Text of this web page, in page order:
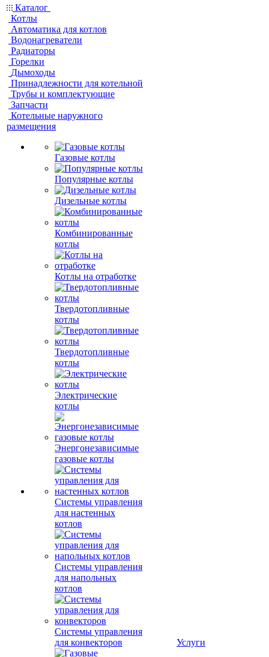
Каталог
Котлы
Автоматика для котлов
Водонагреватели
Радиаторы
Горелки
Дымоходы
Принадлежности для котельной
Трубы и комплектующие
Запчасти
Котельные наружного
размещения
Газовые котлы
Популярные котлы
Дизельные котлы
Комбинированные
котлы
Котлы на отработке
Твердотопливные
котлы
Твердотопливные
котлы
Электрические
котлы
Энергонезависимые
газовые котлы
Системы управления
для настенных
котлов
Системы управления
для напольных
котлов
Системы управления
для конвекторов
Услуги